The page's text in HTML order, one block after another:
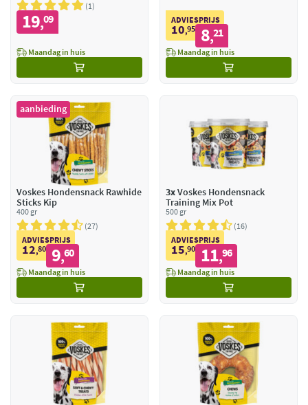
1
19,09
Maandag in huis
ADVIESPRIJS
10,95 8,21
Maandag in huis
aanbieding
Voskes Hondensnack Rawhide
Sticks Kip
400 gr
27
ADVIESPRIJS
12,80 9,60
Maandag in huis
3xVoskes Hondensnack
Training Mix Pot
500 gr
16
ADVIESPRIJS
15,90 11,96
Maandag in huis